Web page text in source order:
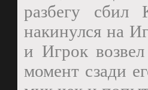
разбегу сбил
накинулся на
и Игрок
момент сзади